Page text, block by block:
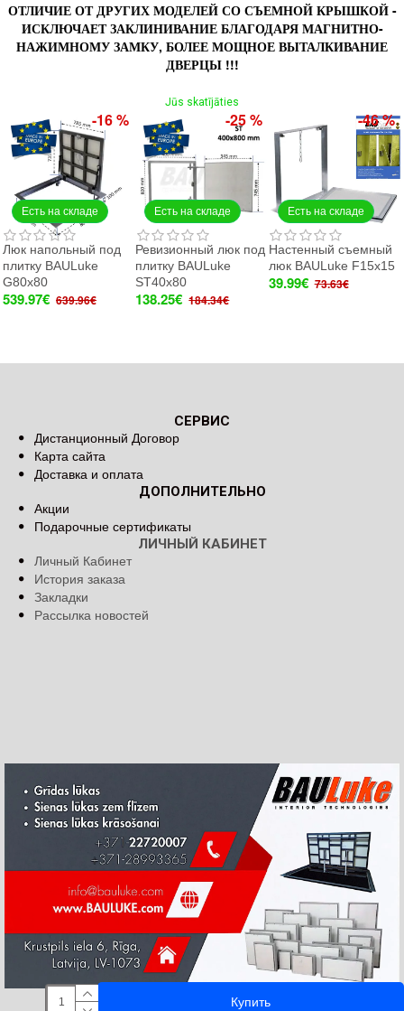
Купить
ОТЛИЧИЕ ОТ ДРУГИХ МОДЕЛЕЙ СО СЪЕМНОЙ КРЫШКОЙ -
ИСКЛЮЧАЕТ ЗАКЛИНИВАНИЕ БЛАГОДАРЯ МАГНИТНО-
НАЖИМНОМУ ЗАМКУ, БОЛЕЕ МОЩНОЕ ВЫТАЛКИВАНИЕ
ДВЕРЦЫ !!!
Jūs skatījāties
Есть на складе
-16 %
Люк напольный под
плитку BAULuke
G80x80
539.97€ 639.96€
Есть на складе
-25 %
Ревизионный люк под
плитку BAULuke
ST40x80
138.25€ 184.34€
Есть на складе
-46 %
Настенный съемный
люк BAULuke F15x15
39.99€ 73.63€
СЕРВИС
Дистанционный Договор
Карта сайта
Доставка и оплата
ДОПОЛНИТЕЛЬНО
Акции
Подарочные сертификаты
ЛИЧНЫЙ КАБИНЕТ
Личный Кабинет
История заказа
Закладки
Рассылка новостей